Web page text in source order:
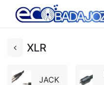
XLR
JACK